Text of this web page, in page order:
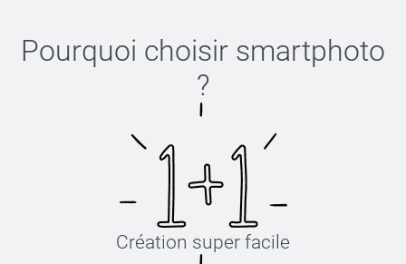
Pourquoi choisir smartphoto
?
Création super facile